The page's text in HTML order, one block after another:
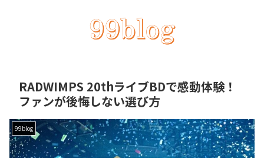
RADWIMPS 20thライブBDで感動体験！
ファンが後悔しない選び方
99blog